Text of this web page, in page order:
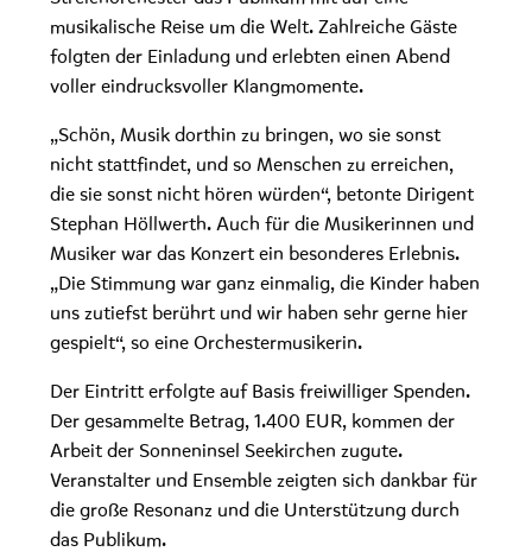
musikalische Reise um die Welt. Zahlreiche Gäste
folgten der Einladung und erlebten einen Abend
voller eindrucksvoller Klangmomente.
„Schön, Musik dorthin zu bringen, wo sie sonst
nicht stattfindet, und so Menschen zu erreichen,
die sie sonst nicht hören würden“, betonte Dirigent
Stephan Höllwerth. Auch für die Musikerinnen und
Musiker war das Konzert ein besonderes Erlebnis.
„Die Stimmung war ganz einmalig, die Kinder haben
uns zutiefst berührt und wir haben sehr gerne hier
gespielt“, so eine Orchestermusikerin.
Der Eintritt erfolgte auf Basis freiwilliger Spenden.
Der gesammelte Betrag, 1.400 EUR, kommen der
Arbeit der Sonneninsel Seekirchen zugute.
Veranstalter und Ensemble zeigten sich dankbar für
die große Resonanz und die Unterstützung durch
das Publikum.